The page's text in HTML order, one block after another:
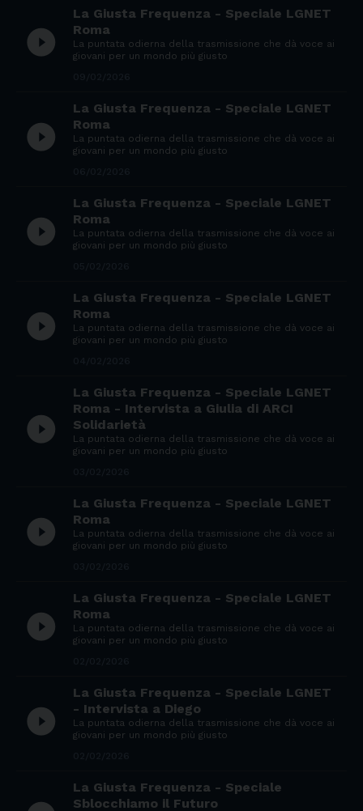
play_circle_filled
La Giusta Frequenza - Speciale LGNET
Roma
La puntata odierna della trasmissione che dà voce ai
giovani per un mondo più giusto
play_circle_filled
La Giusta Frequenza - Speciale LGNET
Roma
La puntata odierna della trasmissione che dà voce ai
giovani per un mondo più giusto
play_circle_filled
La Giusta Frequenza - Speciale LGNET
Roma
La puntata odierna della trasmissione che dà voce ai
giovani per un mondo più giusto
play_circle_filled
La Giusta Frequenza - Speciale LGNET
Roma
La puntata odierna della trasmissione che dà voce ai
giovani per un mondo più giusto
play_circle_filled
La Giusta Frequenza - Speciale LGNET
Roma - Intervista a Giulia di ARCI
Solidarietà
La puntata odierna della trasmissione che dà voce ai
giovani per un mondo più giusto
play_circle_filled
La Giusta Frequenza - Speciale LGNET
Roma
La puntata odierna della trasmissione che dà voce ai
giovani per un mondo più giusto
play_circle_filled
La Giusta Frequenza - Speciale LGNET
Roma
La puntata odierna della trasmissione che dà voce ai
giovani per un mondo più giusto
play_circle_filled
La Giusta Frequenza - Speciale LGNET
- Intervista a Diego
La puntata odierna della trasmissione che dà voce ai
giovani per un mondo più giusto
La Giusta Frequenza - Speciale
Sblocchiamo il Futuro